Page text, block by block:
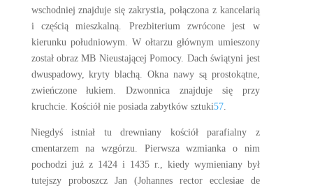
wschodniej znajduje się zakrystia, połączona z kancelarią
i częścią mieszkalną. Prezbiterium zwrócone jest w
kierunku południowym. W ołtarzu głównym umieszony
został obraz MB Nieustającej Pomocy. Dach świątyni jest
dwuspadowy, kryty blachą. Okna nawy są prostokątne,
zwieńczone łukiem. Dzwonnica znajduje się przy
kruchcie. Kościół nie posiada zabytków sztuki57.
Niegdyś istniał tu drewniany kościół parafialny z
cmentarzem na wzgórzu. Pierwsza wzmianka o nim
pochodzi już z 1424 i 1435 r., kiedy wymieniany był
tutejszy proboszcz Jan (Johannes rector ecclesiae de